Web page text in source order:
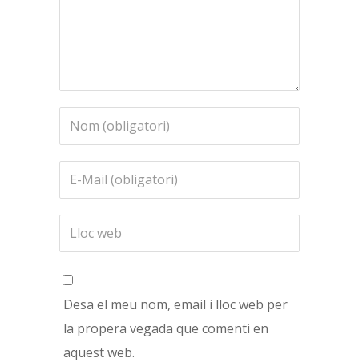
Desa el meu nom, email i lloc web per
la propera vegada que comenti en
aquest web.